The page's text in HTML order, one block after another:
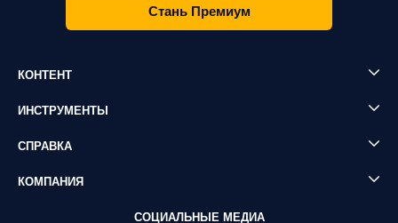
Стань Премиум
КОНТЕНТ
ИНСТРУМЕНТЫ
СПРАВКА
КОМПАНИЯ
СОЦИАЛЬНЫЕ МЕДИА